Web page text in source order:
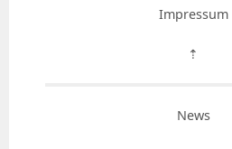
Impressum
⇡
News